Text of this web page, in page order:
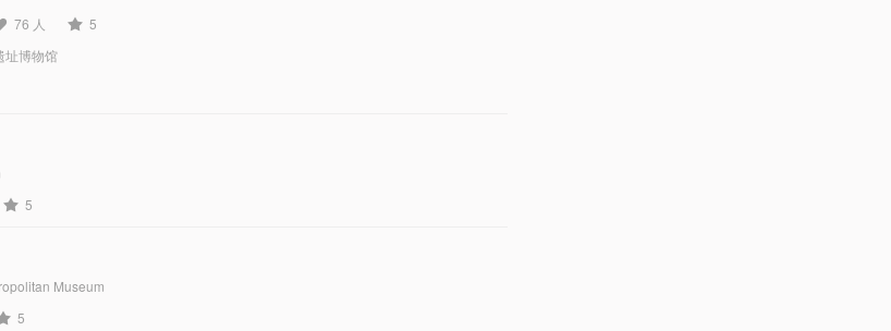
76 人
5
址博物馆
5
Museum
5